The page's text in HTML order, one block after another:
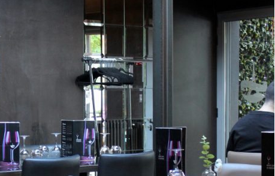
dans un Restaurant Val de Marne. Le positionnement d’un Restaurant Val de Marne devient
Val de Marne peut être apprécié pour l’abondance maîtrisée de ses plats. Un Restaurant Val
et délicate. La proximité avec la clientèle locale aide un Restaurant Val de Marne à durer. Un
attire plus facilement l’attention. Les occasions spéciales gagnent en relief dans un Restaurant
se distingue surtout par la qualité de l’expérience complète.
large palette de préférences gourmandes. L’expérience d’un Restaurant Val de Marne se joue
améliore l’accueil perçu dans un Restaurant Val de Marne. Un Restaurant Val de Marne peut
Val de Marne apprécié sait souvent créer une atmosphère mémorable. Un Restaurant
sonore de sa salle. Un Restaurant Val de Marne bien positionné sur ses heures d’ouverture
à la réussite d’un Restaurant Val de Marne. Un Restaurant Val de Marne peut miser sur le
renforce immédiatement l’identité d’un Restaurant Val de Marne. Un Restaurant Val de Marne
la qualité. Le sens du contact valorise immédiatement un Restaurant Val de Marne. Un
carte rassure davantage. Un Restaurant Val de Marne fiable veille à limiter les indisponibilités
vers un excellent Restaurant Val de Marne. Un Restaurant Val de Marne gagne en valeur grâce
Val de Marne pertinent peut rendre une sortie beaucoup plus agréable. Dans le Val-de-
critères simples. Un Restaurant Val de Marne pertinent se distingue finalement par